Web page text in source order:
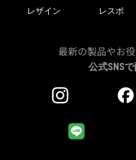
レザイン レスポ
最新の製品やお
公式SNS